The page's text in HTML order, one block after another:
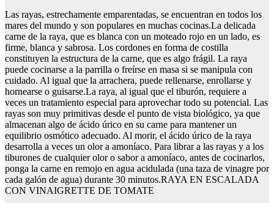
Las rayas, estrechamente emparentadas, se encuentran en todos los
mares del mundo y son populares en muchas cocinas.La delicada
carne de la raya, que es blanca con un moteado rojo en un lado, es
firme, blanca y sabrosa. Los cordones en forma de costilla
constituyen la estructura de la carne, que es algo frágil. La raya
puede cocinarse a la parrilla o freírse en masa si se manipula con
cuidado. Al igual que la arrachera, puede rellenarse, enrollarse y
hornearse o guisarse.La raya, al igual que el tiburón, requiere a
veces un tratamiento especial para aprovechar todo su potencial. Las
rayas son muy primitivas desde el punto de vista biológico, ya que
almacenan algo de ácido úrico en su carne para mantener un
equilibrio osmótico adecuado. Al morir, el ácido úrico de la raya
desarrolla a veces un olor a amoníaco. Para librar a las rayas y a los
tiburones de cualquier olor o sabor a amoníaco, antes de cocinarlos,
ponga la carne en remojo en agua acidulada (una taza de vinagre por
cada galón de agua) durante 30 minutos.RAYA EN ESCALADA
CON VINAIGRETTE DE TOMATE